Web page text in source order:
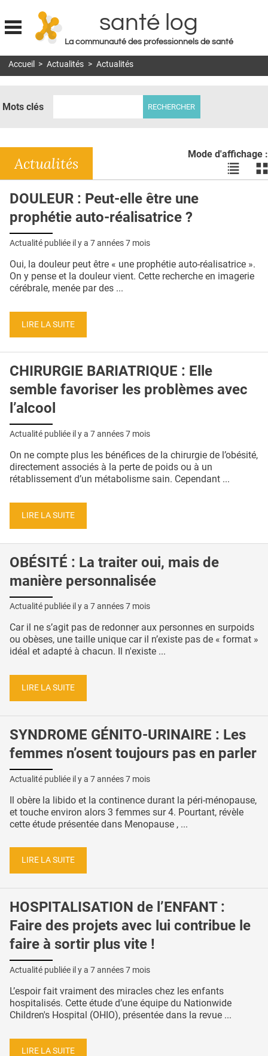
Jump to navigation
santé log
La communauté des professionnels de santé
MON COMPTE
DOSSIERS
RÉSEAUX
E-REVUE SAD
THÉMA
QUI SOMMES-NOUS ?
CONDITIONS GÉNÉRALES
CRÉDITS
Accueil > Actualités > Actualités
Mots clés
Mode d'affichage :
Voir
les
les
Actualités
DOULEUR : Peut-elle être une
prophétie auto-réalisatrice ?
Actualité publiée il y a 7 années 7 mois
Oui, la douleur peut être « une prophétie auto-réalisatrice ».
On y pense et la douleur vient. Cette recherche en imagerie
cérébrale, menée par des ...
LIRE LA SUITE
CHIRURGIE BARIATRIQUE : Elle
semble favoriser les problèmes avec
l’alcool
Actualité publiée il y a 7 années 7 mois
On ne compte plus les bénéfices de la chirurgie de l’obésité,
directement associés à la perte de poids ou à un
rétablissement d’un métabolisme sain. Cependant ...
LIRE LA SUITE
OBÉSITÉ : La traiter oui, mais de
manière personnalisée
Actualité publiée il y a 7 années 7 mois
Car il ne s’agit pas de redonner aux personnes en surpoids
ou obèses, une taille unique car il n’existe pas de « format »
idéal et adapté à chacun. Il n'existe ...
LIRE LA SUITE
SYNDROME GÉNITO-URINAIRE : Les
femmes n’osent toujours pas en parler
Actualité publiée il y a 7 années 7 mois
Il obère la libido et la continence durant la péri-ménopause,
et touche environ alors 3 femmes sur 4. Pourtant, révèle
cette étude présentée dans Menopause , ...
LIRE LA SUITE
HOSPITALISATION de l’ENFANT :
Faire des projets avec lui contribue le
faire à sortir plus vite !
Actualité publiée il y a 7 années 7 mois
L’espoir fait vraiment des miracles chez les enfants
hospitalisés. Cette étude d’une équipe du Nationwide
Children's Hospital (OHIO), présentée dans la revue ...
LIRE LA SUITE